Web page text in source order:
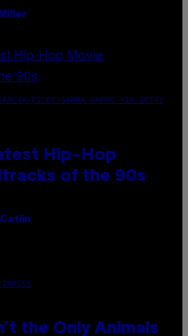
PICOT/GAMMA-RAPHO VIA GETTY
Hip-Hop
of the 90s
the Only Animals